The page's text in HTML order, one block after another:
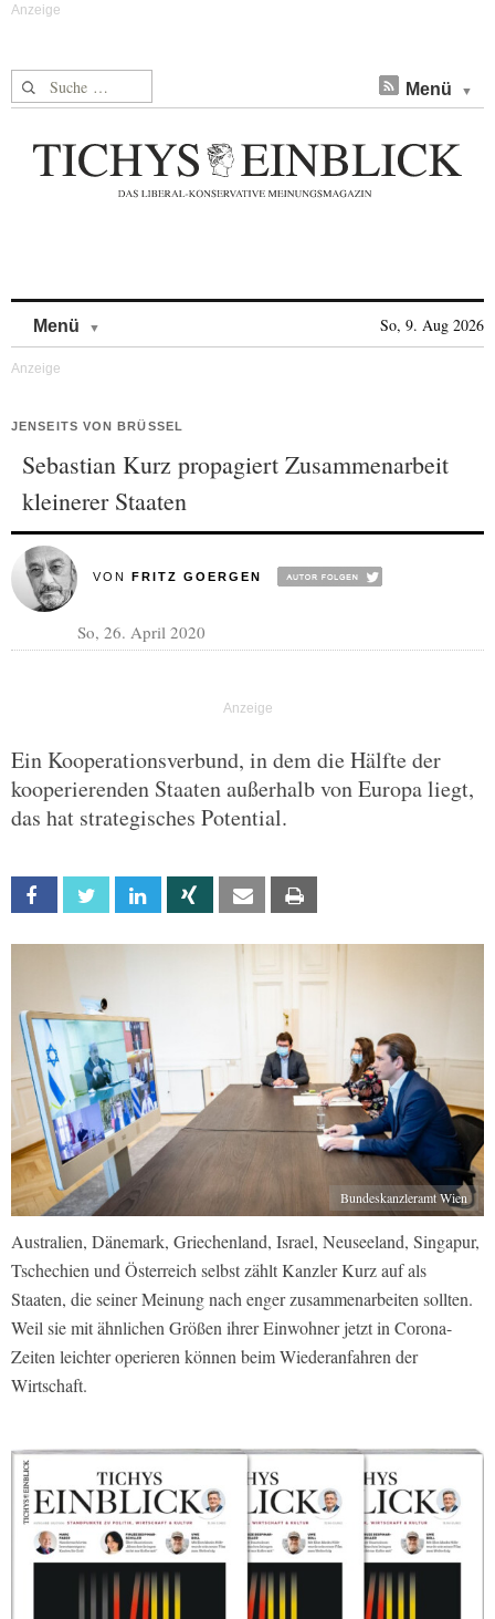
Suche nach: Menü
Menü So, 9. Aug 2026
JENSEITS VON BRÜSSEL
Sebastian Kurz propagiert Zusammenarbeit
kleinerer Staaten
VON FRITZ GOERGEN
So, 26. April 2020
Ein Kooperationsverbund, in dem die Hälfte der
kooperierenden Staaten außerhalb von Europa liegt,
das hat strategisches Potential.
Facebook Twitter Linkedin Xing Email
Bundeskanzleramt Wien
Australien, Dänemark, Griechenland, Israel, Neuseeland, Singapur,
Tschechien und Österreich selbst zählt Kanzler Kurz auf als
Staaten, die seiner Meinung nach enger zusammenarbeiten sollten.
Weil sie mit ähnlichen Größen ihrer Einwohner jetzt in Corona-
Zeiten leichter operieren können beim Wiederanfahren der
Wirtschaft.